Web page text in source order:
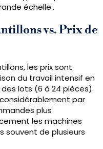
échelle..
vs. Prix ​​de
les prix sont
du travail intensif en
lots (6 à 24 pièces).
par
plus
les machines
souvent de plusieurs